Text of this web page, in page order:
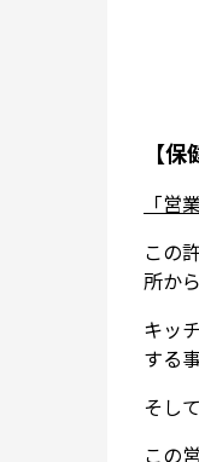
【
「営
この
所か
キッ
する
そし
この